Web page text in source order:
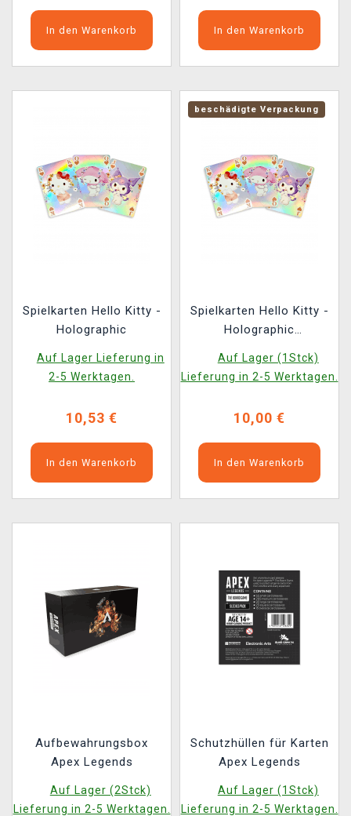
In den Warenkorb In den Warenkorb
Spielkarten Hello Kitty -
Holographic
Auf Lager Lieferung in
2-5 Werktagen.
10,53 €
In den Warenkorb
beschädigte Verpackung
Spielkarten Hello Kitty -
Holographic
Verpackung)
Auf Lager (1Stck)
Lieferung in 2-5 Werktagen.
10,00 €
In den Warenkorb
Aufbewahrungsbox
Apex Legends
Auf Lager (2Stck)
Lieferung in 2-5 Werktagen.
Schutzhüllen für Karten
Apex Legends
Auf Lager (1Stck)
Lieferung in 2-5 Werktagen.